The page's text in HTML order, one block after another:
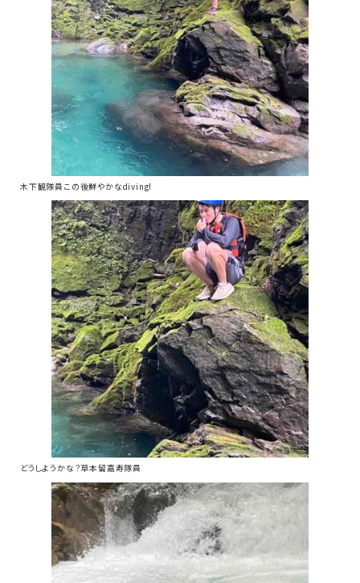
木下観隊員この後鮮やかなdiving!
どうしようかな？草本留嘉寿隊員